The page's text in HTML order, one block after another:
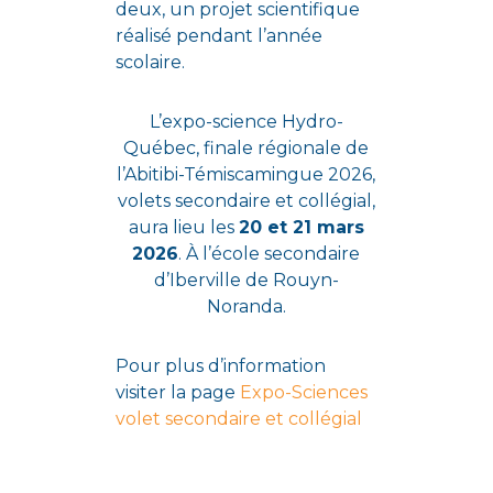
deux, un projet scientifique
réalisé pendant l’année
scolaire.
L’expo-science Hydro-
Québec, finale régionale de
l’Abitibi-Témiscamingue 2026,
volets secondaire et collégial,
aura lieu les 20 et 21 mars
2026. À l’école secondaire
d’Iberville de Rouyn-
Noranda.
Pour plus d’information
visiter la page Expo-Sciences
volet secondaire et collégial